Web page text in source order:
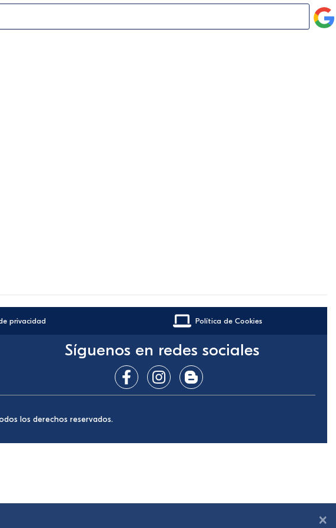
privacidad Política de Cookies
Síguenos en redes sociales
los derechos reservados.
×